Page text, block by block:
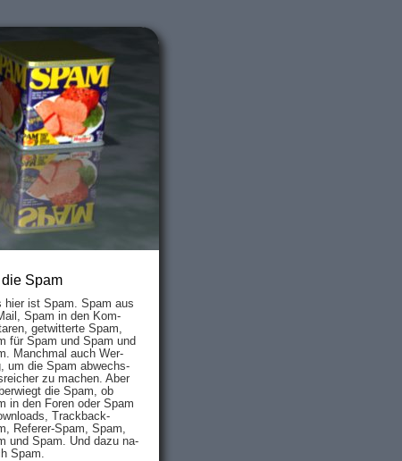
Spam
hier ist Spam. Spam aus
Spam in den Kom­
ge­twit­ter­te Spam,
für Spam und Spam und
Manch­mal auch Wer­
um die Spam ab­wechs­
zu mach­en. Aber
die Spam, ob
in den Fo­ren oder Spam
Track­back-
Re­fe­rer-Spam, Spam,
und Spam. Und da­zu na­
Spam.